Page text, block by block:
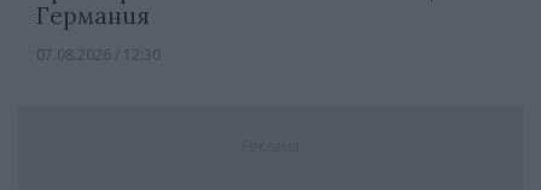
Германия
07.08.2026 / 12:30